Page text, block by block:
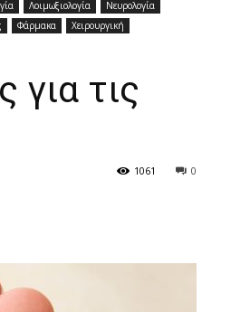
Λοιμωξιολογία
Νευρολογία
Φάρμακα
Χειρουργική
τις
0
1061